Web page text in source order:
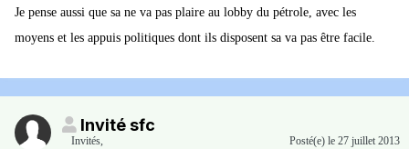
Je pense aussi que sa ne va pas plaire au lobby du pétrole, avec les
moyens et les appuis politiques dont ils disposent sa va pas être facile.
Invité sfc
Invités Posté(e) le 27 juillet 2013